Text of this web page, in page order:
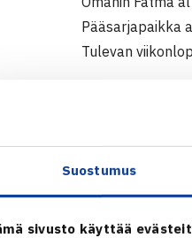
Suostumus
sivusto käyttää
Pääsarjapaikka
Tulevan
Kaksinpelin
2.kierrosta: